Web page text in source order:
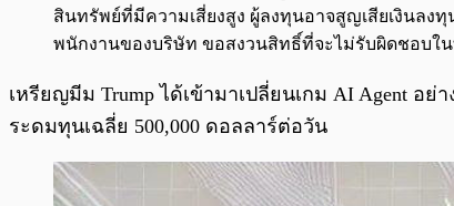
สินทรัพย์ที่มีความเสี่ยงสูง ผู้ลงทุนอาจสูญเสียเงินลง
พนักงานของบริษัท ขอสงวนสิทธิ์ที่จะไม่รับผิดชอบใ
เหรียญมีม Trump ได้เข้ามาเปลี่ยนเกม AI Agent อย่า
ระดมทุนเฉลี่ย 500,000 ดอลลาร์ต่อวัน